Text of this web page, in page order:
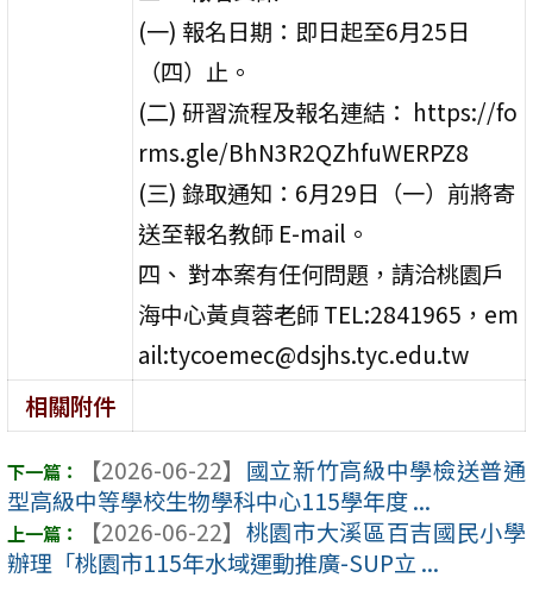
(一) 報名日期：即日起至6月25日
（四）止。
(二) 研習流程及報名連結： https://fo
rms.gle/BhN3R2QZhfuWERPZ8
(三) 錄取通知：6月29日（一）前將寄
送至報名教師 E-mail。
四、 對本案有任何問題，請洽桃園戶
海中心黃貞蓉老師 TEL:2841965，em
ail:tycoemec@dsjhs.tyc.edu.tw
相關附件
【2026-06-22】 國立新竹高級中學檢送普通
型高級中等學校生物學科中心115學年度 ...
【2026-06-22】 桃園市大溪區百吉國民小學
辦理「桃園市115年水域運動推廣-SUP立 ...